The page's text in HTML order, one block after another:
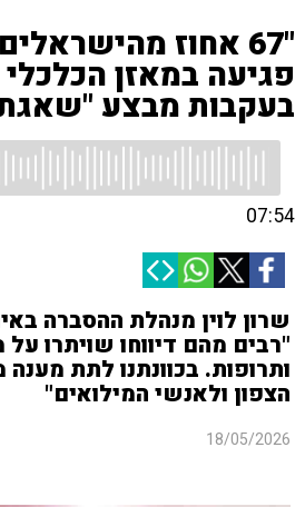
"67 אחוז
פגיעה במאזן
בעקבות מבצע
07:54
שרון לוין מנהלת ההסברה
"רבים מהם דיווחו שויתרו על
ותרופות. בכוונתנו לתת
הצפון ולאנשי המילואים"
18/05/2026